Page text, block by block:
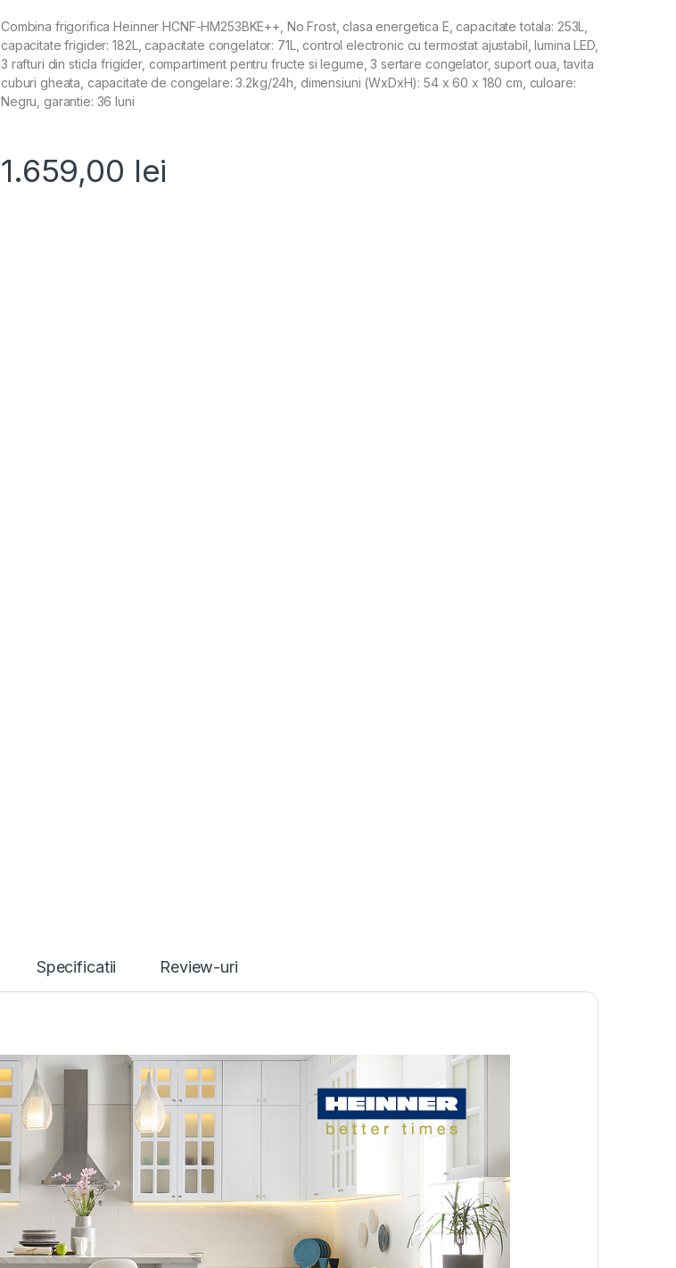
Combina frigorifica Heinner HCNF-HM253BKE++, No Frost, clasa energetica E, capacitate totala: 253L,
capacitate frigider: 182L, capacitate congelator: 71L, control electronic cu termostat ajustabil, lumina LED,
3 rafturi din sticla frigider, compartiment pentru fructe si legume, 3 sertare congelator, suport oua, tavita
cuburi gheata, capacitate de congelare: 3.2kg/24h, dimensiuni (WxDxH): 54 x 60 x 180 cm, culoare:
Negru, garantie: 36 luni
1.659,00 lei
Specificatii Review-uri